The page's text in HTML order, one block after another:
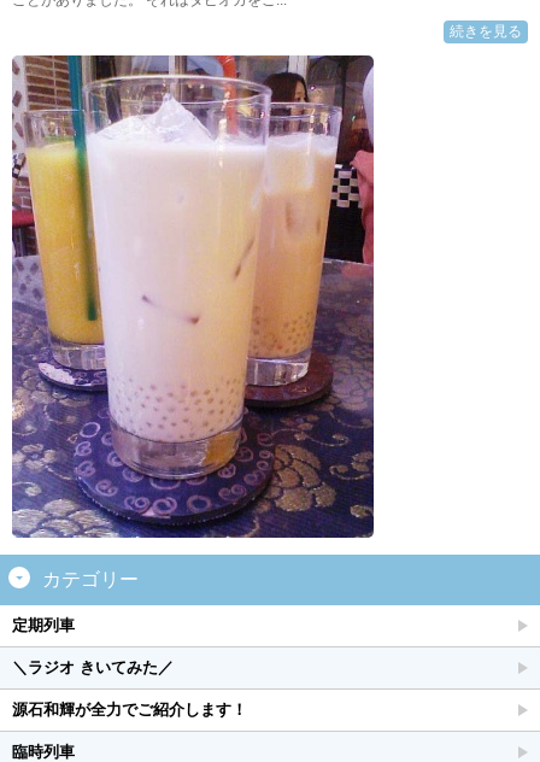
続きを見る
カテゴリー
定期列車
＼ラジオ きいてみた／
源石和輝が全力でご紹介します！
臨時列車